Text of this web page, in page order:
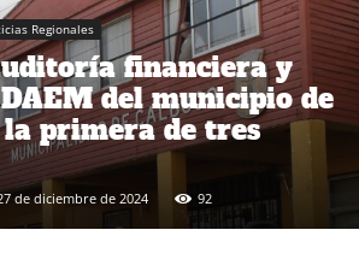
Regionales
financiera y
del municipio de
la primera de tres
de diciembre de 2024 92